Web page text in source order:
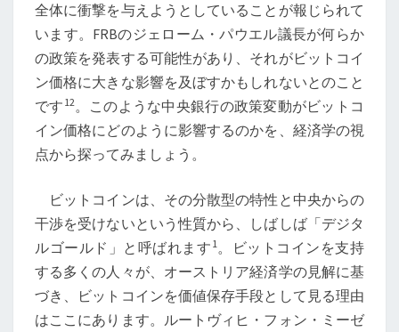
の
影
響
が
ビ
ッ
イ
ン
に
も
た
ら
全体に衝撃を与えようとしていることが報じられて
います。FRBのジェローム・パウエル議長が何らか
の政策を発表する可能性があり、それがビットコイ
ン価格に大きな影響を及ぼすかもしれないとのこと
です 12。このような中央銀行の政策変動がビットコ
イン価格にどのように影響するのかを、経済学の視
点から探ってみましょう。
ビットコインは、その分散型の特性と中央からの
干渉を受けないという性質から、しばしば「デジタ
ルゴールド」と呼ばれます 1。ビットコインを支持
する多くの人々が、オーストリア経済学の見解に基
づき、ビットコインを価値保存手段として見る理由
はここにあります。ルートヴィヒ・フォン・ミーゼ